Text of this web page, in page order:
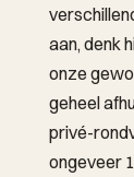
aan, denk
onze
geheel
privé-
ongeveer